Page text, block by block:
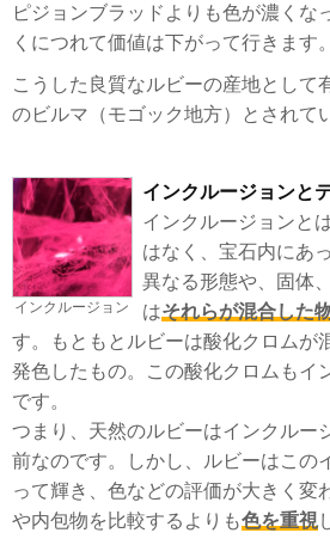
ピジョンブラッドよりも色が濃くな
くにつれて価値は下がって行きます。
こうした良質なルビーの産地として
のビルマ（モゴック地方）とされて
インクルージョン
インクルージョンと
インクルージョンと
はなく、宝石内にあ
異なる形態や、固体
はそれらが混合した
す。もともとルビーは酸化クロムが
発色したもの。この酸化クロムもイ
です。
つまり、天然のルビーはインクルー
前なのです。しかし、ルビーはこの
って輝き、色などの評価が大きく変
や内包物を比較するよりも色を重視